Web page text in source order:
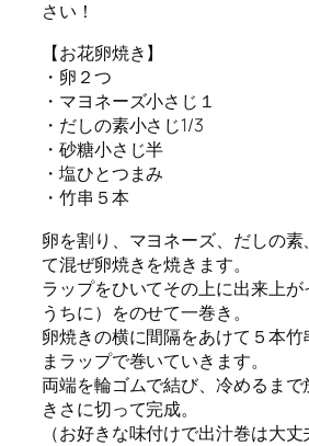
さい！
【お花卵焼き】
・卵２つ
・マヨネーズ小さじ１
・だしの素小さじ1/3
・砂糖小さじ半
・塩ひとつまみ
・竹串５本
卵を割り、マヨネーズ、だしの
て混ぜ卵焼きを焼きます。
ラップをひいてその上に出来上
うちに）をのせて一巻き。
卵焼きの横に間隔をあけて５本竹
まラップで巻いていきます。
両端を輪ゴムで結び、冷めるま
きさに切って完成。
（お好きな味付けで出汁巻は大丈